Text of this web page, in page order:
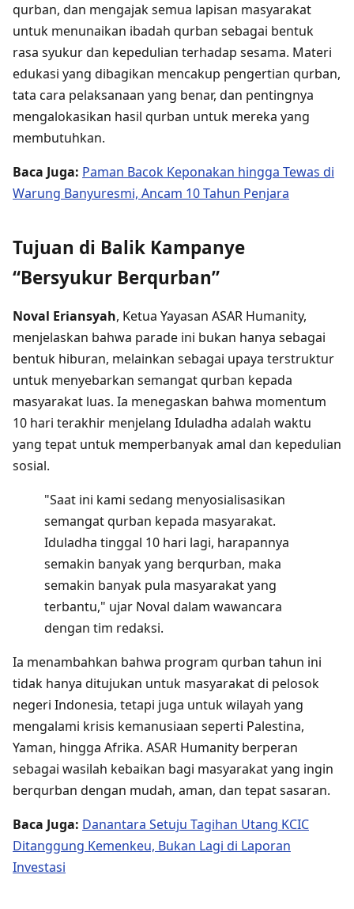
qurban, dan mengajak semua lapisan masyarakat
untuk menunaikan ibadah qurban sebagai bentuk
rasa syukur dan kepedulian terhadap sesama. Materi
edukasi yang dibagikan mencakup pengertian qurban,
tata cara pelaksanaan yang benar, dan pentingnya
mengalokasikan hasil qurban untuk mereka yang
membutuhkan.
Baca Juga: Paman Bacok Keponakan hingga Tewas di
Warung Banyuresmi, Ancam 10 Tahun Penjara
Tujuan di Balik Kampanye
“Bersyukur Berqurban”
Noval Eriansyah, Ketua Yayasan ASAR Humanity,
menjelaskan bahwa parade ini bukan hanya sebagai
bentuk hiburan, melainkan sebagai upaya terstruktur
untuk menyebarkan semangat qurban kepada
masyarakat luas. Ia menegaskan bahwa momentum
10 hari terakhir menjelang Iduladha adalah waktu
yang tepat untuk memperbanyak amal dan kepedulian
sosial.
"Saat ini kami sedang menyosialisasikan
semangat qurban kepada masyarakat.
Iduladha tinggal 10 hari lagi, harapannya
semakin banyak yang berqurban, maka
semakin banyak pula masyarakat yang
terbantu," ujar Noval dalam wawancara
dengan tim redaksi.
Ia menambahkan bahwa program qurban tahun ini
tidak hanya ditujukan untuk masyarakat di pelosok
negeri Indonesia, tetapi juga untuk wilayah yang
mengalami krisis kemanusiaan seperti Palestina,
Yaman, hingga Afrika. ASAR Humanity berperan
sebagai wasilah kebaikan bagi masyarakat yang ingin
berqurban dengan mudah, aman, dan tepat sasaran.
Baca Juga: Danantara Setuju Tagihan Utang KCIC
Ditanggung Kemenkeu, Bukan Lagi di Laporan
Investasi